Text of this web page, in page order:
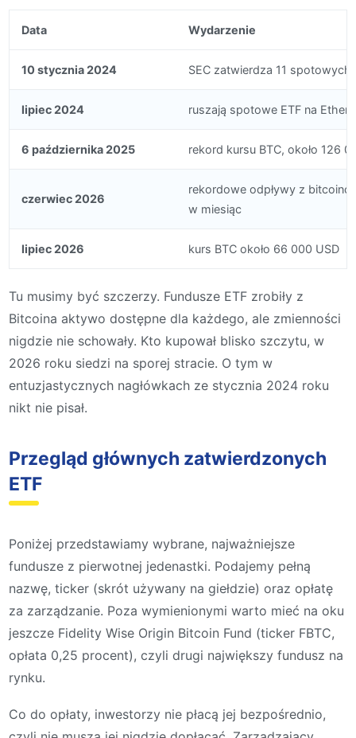
Data Wydarzenie
10 stycznia 2024 SEC zatwierdza 11 spotowych
lipiec 2024 ruszają spotowe ETF na
6 października 2025 rekord kursu BTC, około 126
czerwiec 2026
rekordowe odpływy z
w miesiąc
lipiec 2026 kurs BTC około 66 000 USD
Tu musimy być szczerzy. Fundusze ETF zrobiły z
Bitcoina aktywo dostępne dla każdego, ale zmienności
nigdzie nie schowały. Kto kupował blisko szczytu, w
2026 roku siedzi na sporej stracie. O tym w
entuzjastycznych nagłówkach ze stycznia 2024 roku
nikt nie pisał.
Przegląd głównych zatwierdzonych
ETF
Poniżej przedstawiamy wybrane, najważniejsze
fundusze z pierwotnej jedenastki. Podajemy pełną
nazwę, ticker (skrót używany na giełdzie) oraz opłatę
za zarządzanie. Poza wymienionymi warto mieć na oku
jeszcze Fidelity Wise Origin Bitcoin Fund (ticker FBTC,
opłata 0,25 procent), czyli drugi największy fundusz na
rynku.
Co do opłaty, inwestorzy nie płacą jej bezpośrednio,